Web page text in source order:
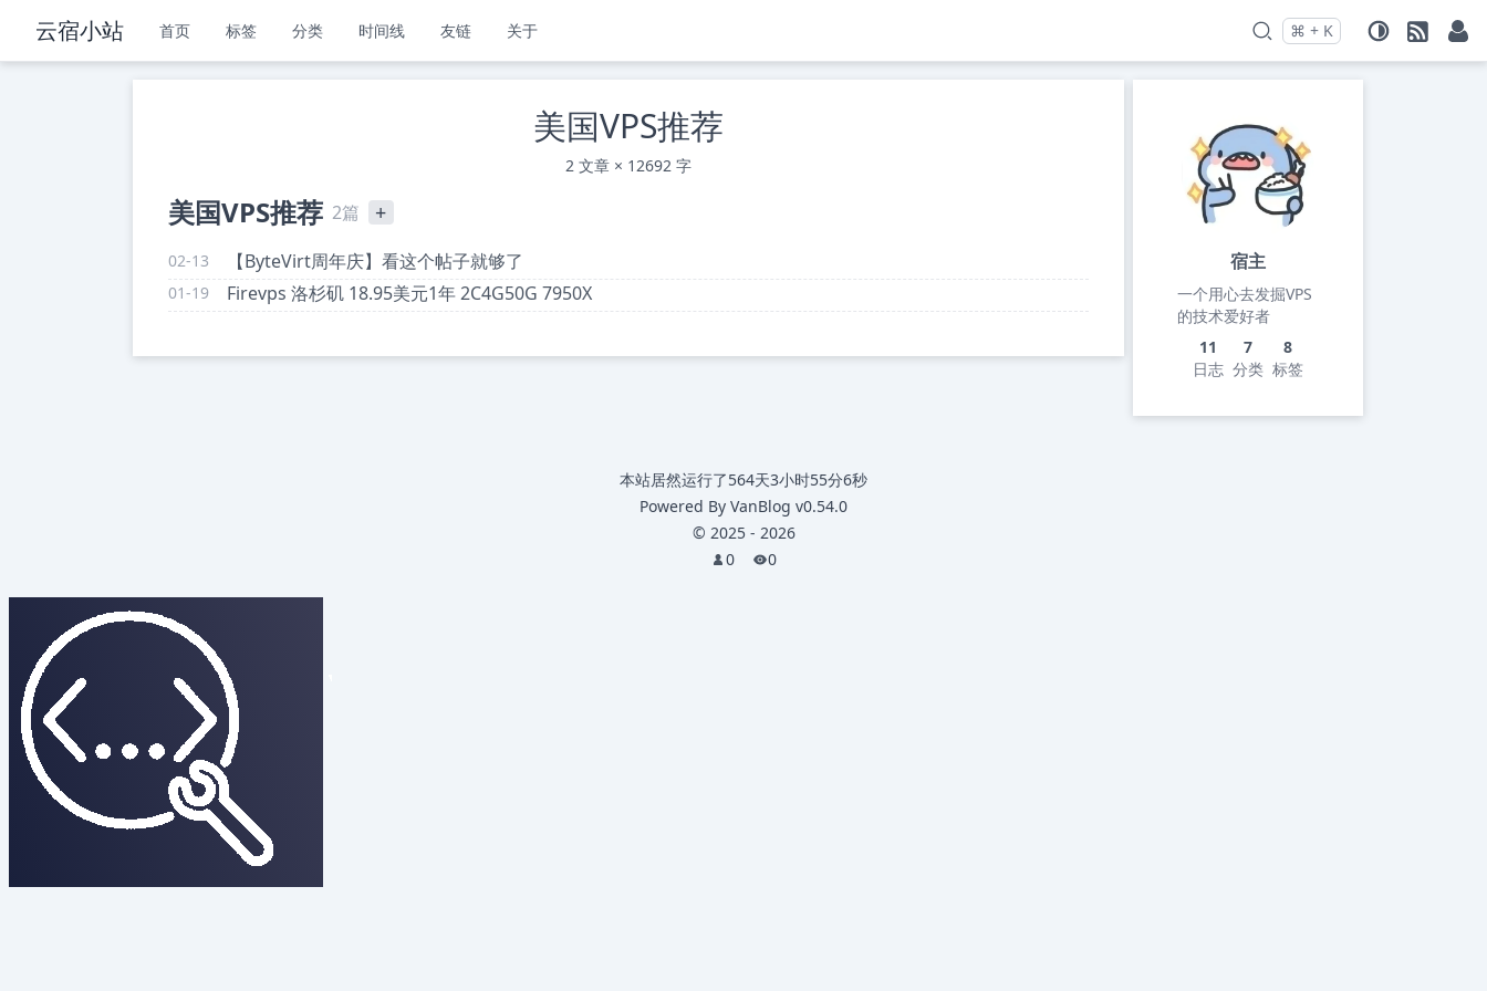
云宿小站 首页 标签 分类 时间线 友链 关于 Press
⌘ +
and K
to search
美国VPS推荐
2 文章 × 12692 字
美国VPS推荐 2篇 +
02-13 【ByteVirt周年庆】看这个帖子就够了
01-19 Firevps 洛杉矶 18.95美元1年 2C4G50G 7950X
宿主
一个用心去发掘VPS
的技术爱好者
11
日志
7
分类
8
标签
本站居然运行了564天3小时55分6秒
Powered By VanBlog v0.54.0
© 2025- 2026
0
0